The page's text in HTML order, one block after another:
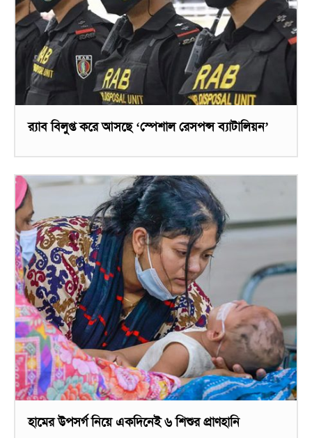
র‌্যাব বিলুপ্ত করে আসছে ‘স্পেশাল রেসপন্স ব্যাটালিয়ন’
হামের উপসর্গ নিয়ে একদিনেই ৬ শিশুর প্রাণহানি